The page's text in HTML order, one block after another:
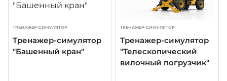
ТРЕНАЖЕР-СИМУЛЯТОР
Тренажер-симулятор
"Башенный кран"
ТРЕНАЖЕР-СИМУЛЯТОР
Тренажер-симулятор
"Телескопический
вилочный погрузчик"